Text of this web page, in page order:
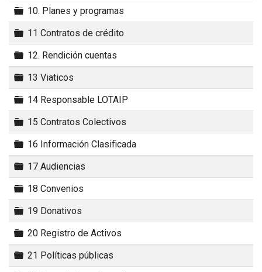
Carpeta
10. Planes y programas
Carpeta
11 Contratos de crédito
Carpeta
12. Rendición cuentas
Carpeta
13 Viaticos
Carpeta
14 Responsable LOTAIP
Carpeta
15 Contratos Colectivos
Carpeta
16 Información Clasificada
Carpeta
17 Audiencias
Carpeta
18 Convenios
Carpeta
19 Donativos
Carpeta
20 Registro de Activos
Carpeta
21 Políticas públicas